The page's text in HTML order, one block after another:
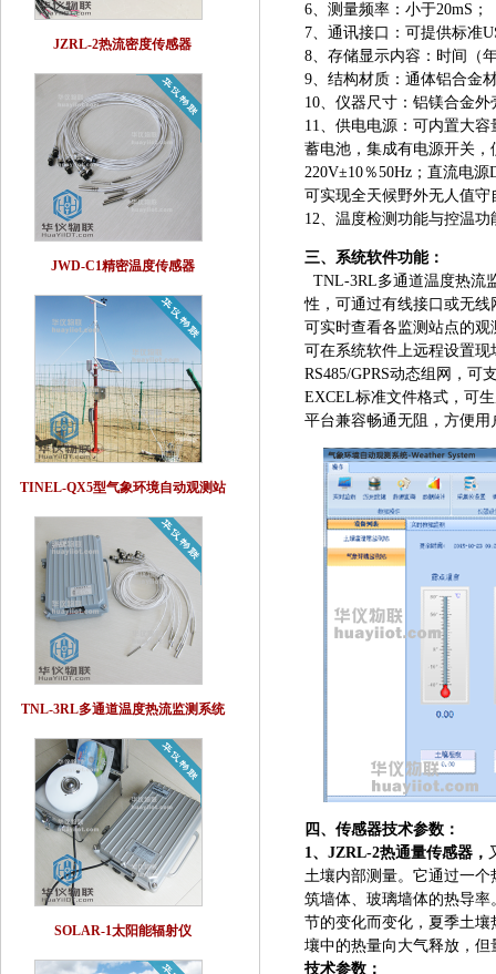
6、测量频率：小于20mS；
7、通讯接口：可提供标准
8、存储显示内容：时间（
9、结构材质：通体铝合金
10、仪器尺寸：铝镁合金外
11、供电电源：可内置大
蓄电池，集成有电源开关
220V±10％50Hz；直流电
可实现全天候野外无人值守
12、温度检测功能与控温
三、系统软件功能：
TNL-3RL多通道温度热流
性，可通过有线接口或无
可实时查看各监测站点的
可在系统软件上远程设置
RS485/GPRS动态组网，
EXCEL标准文件格式，可
平台兼容畅通无阻，方便
四、传感器技术参数：
1、JZRL-2热通量传感器，
土壤内部测量。它通过一
筑墙体、玻璃墙体的热导
节的变化而变化，夏季土
壤中的热量向大气释放，但
技术参数：
JZRL-2热流密度传感器
JWD-C1精密温度传感器
TINEL-QX5型气象环境自动观测站
TNL-3RL多通道温度热流监测系统
SOLAR-1太阳能辐射仪